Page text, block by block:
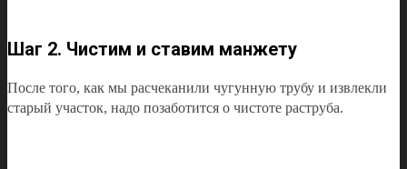
Шаг 2. Чистим и ставим манжету
После того, как мы расчеканили чугунную трубу и извлекли
старый участок, надо позаботится о чистоте раструба.